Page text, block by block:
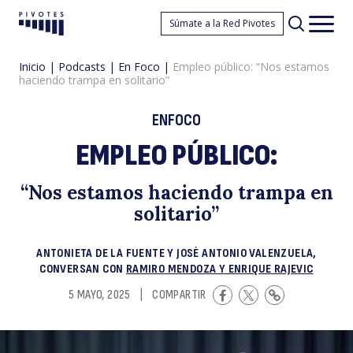
Pivotes Súmate a la Red Pivotes
Inicio | Podcasts | En Foco | Empleo público: “Nos estamos
haciendo trampa en solitario”
ENFOCO
EMPLEO PÚBLICO:
“Nos estamos haciendo trampa en
solitario”
ANTONIETA DE LA FUENTE Y JOSÉ ANTONIO VALENZUELA,
CONVERSAN CON RAMIRO MENDOZA Y ENRIQUE RAJEVIC
5 MAYO, 2025
COMPARTIR